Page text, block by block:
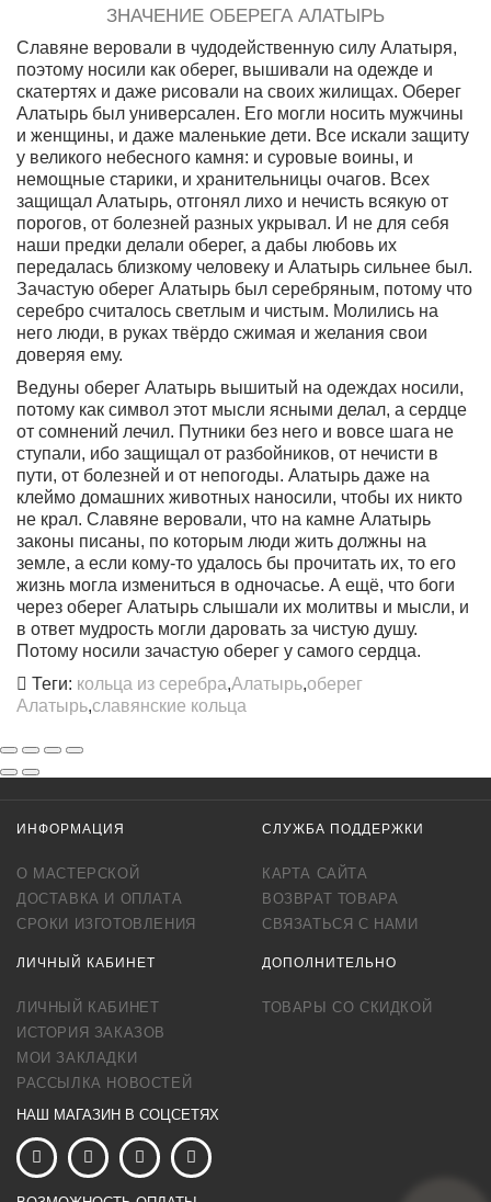
ЗНАЧЕНИЕ ОБЕРЕГА АЛАТЫРЬ
Славяне веровали в чудодейственную силу Алатыря,
поэтому носили как оберег, вышивали на одежде и
скатертях и даже рисовали на своих жилищах. Оберег
Алатырь был универсален. Его могли носить мужчины
и женщины, и даже маленькие дети. Все искали защиту
у великого небесного камня: и суровые воины, и
немощные старики, и хранительницы очагов. Всех
защищал Алатырь, отгонял лихо и нечисть всякую от
порогов, от болезней разных укрывал. И не для себя
наши предки делали оберег, а дабы любовь их
передалась близкому человеку и Алатырь сильнее был.
Зачастую оберег Алатырь был серебряным, потому что
серебро считалось светлым и чистым. Молились на
него люди, в руках твёрдо сжимая и желания свои
доверяя ему.
Ведуны оберег Алатырь вышитый на одеждах носили,
потому как символ этот мысли ясными делал, а сердце
от сомнений лечил. Путники без него и вовсе шага не
ступали, ибо защищал от разбойников, от нечисти в
пути, от болезней и от непогоды. Алатырь даже на
клеймо домашних животных наносили, чтобы их никто
не крал. Славяне веровали, что на камне Алатырь
законы писаны, по которым люди жить должны на
земле, а если кому-то удалось бы прочитать их, то его
жизнь могла измениться в одночасье. А ещё, что боги
через оберег Алатырь слышали их молитвы и мысли, и
в ответ мудрость могли даровать за чистую душу.
Потому носили зачастую оберег у самого сердца.
Теги: кольца из серебра,Алатырь,оберег
Алатырь,славянские кольца
ИНФОРМАЦИЯ
О МАСТЕРСКОЙ
ДОСТАВКА И ОПЛАТА
СРОКИ ИЗГОТОВЛЕНИЯ
СЛУЖБА ПОДДЕРЖКИ
КАРТА САЙТА
ВОЗВРАТ ТОВАРА
СВЯЗАТЬСЯ С НАМИ
ЛИЧНЫЙ КАБИНЕТ
ЛИЧНЫЙ КАБИНЕТ
ИСТОРИЯ ЗАКАЗОВ
МОИ ЗАКЛАДКИ
РАССЫЛКА НОВОСТЕЙ
ДОПОЛНИТЕЛЬНО
ТОВАРЫ СО СКИДКОЙ
НАШ МАГАЗИН В СОЦСЕТЯХ